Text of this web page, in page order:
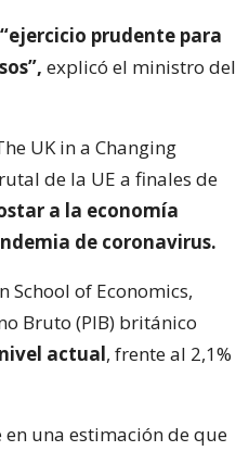
prudente para
explicó el ministro del
UK in a Changing
de la UE a finales de
a la economía
de coronavirus.
of Economics,
Bruto (PIB) británico
actual, frente al 2,1%
en una estimación de que